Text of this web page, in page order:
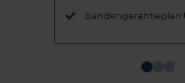
Bandengarantieplan